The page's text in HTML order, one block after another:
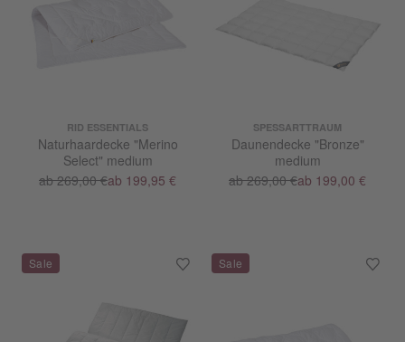
RID ESSENTIALS
Naturhaardecke "Merino
Select" medium
ab 269,00 €ab 199,95 €
SPESSARTTRAUM
Daunendecke "Bronze"
medium
ab 269,00 €ab 199,00 €